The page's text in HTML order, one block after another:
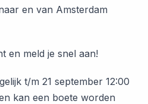
en van Amsterdam
en meld je snel aan!
t/m 21 september 12:00
kan een boete worden